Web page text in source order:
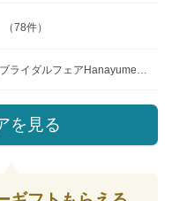
ミ評価
（78件）
館特典 ご来館時には新大阪や各駅から【5000円】分のタクシー料金プレゼント ■１件目で特典優待あり ドレスクーポン１０万円プレゼント 結婚式当日は【新大阪・万博記念公園⇔迎賓館】の無料シャトルバス運行 各線「新大阪駅」より無料シャトルバスで20分（土日祝に運行） 大阪モノレール「万博記念公園駅」無料シャトルバスで7分（土日祝に運行）、 千里中央駅／北大阪急行「千里中央駅」よりタクシーで10分 大阪モノレール彩都線「阪大病院前駅」より徒歩15分
を見る